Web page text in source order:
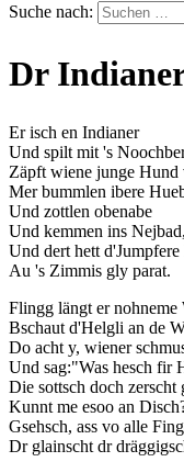
Suche nach:
Dr
Er isch en Indianer
Und spilt mit 's
Zäpft wiene junge Hund
Mer bummlen ibere
Und zottlen obenabe
Und kemmen ins Nejbad,
Und dert hett d'Jumpfere
Au 's Zimmis gly parat.
Flingg längt er nohneme
Bschaut d'Helgli an de
Do acht y, wiener
Und sag:"Was hesch fir
Die sottsch doch zerscht
Kunnt me esoo an
Gsehsch, ass vo alle
Dr glainscht dr